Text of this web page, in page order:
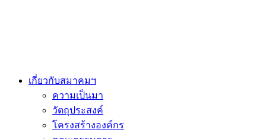
เกี่ยวกับสมาคมฯ
ความเป็นมา
วัตถุประสงค์
โครงสร้างองค์กร